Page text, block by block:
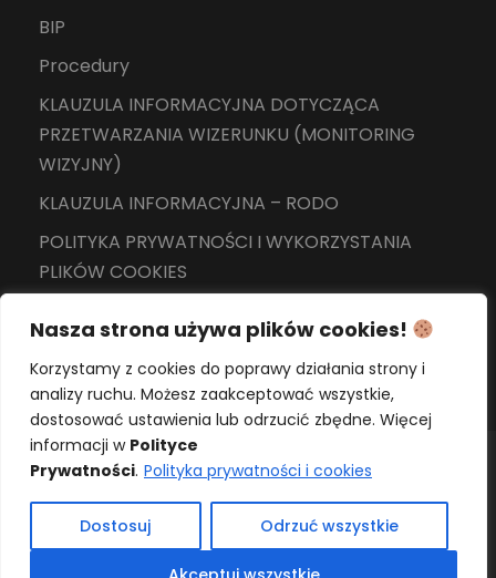
Nasza strona używa plików cookies!
Korzystamy z cookies do poprawy działania strony i
analizy ruchu. Możesz zaakceptować wszystkie,
dostosować ustawienia lub odrzucić zbędne. Więcej
informacji w Polityce
Prywatności. Polityka prywatności i cookies
Dostosuj Odrzuć wszystkie
BIP
Procedury
KLAUZULA INFORMACYJNA DOTYCZĄCA
PRZETWARZANIA WIZERUNKU (MONITORING
WIZYJNY)
KLAUZULA INFORMACYJNA – RODO
POLITYKA PRYWATNOŚCI I WYKORZYSTANIA
PLIKÓW COOKIES
Copyright 2024 Wszelkie prawa zastrzeżone -
Szkoła Podstawowa nr 15 z Oddziałami
Sportowymi w Żorach